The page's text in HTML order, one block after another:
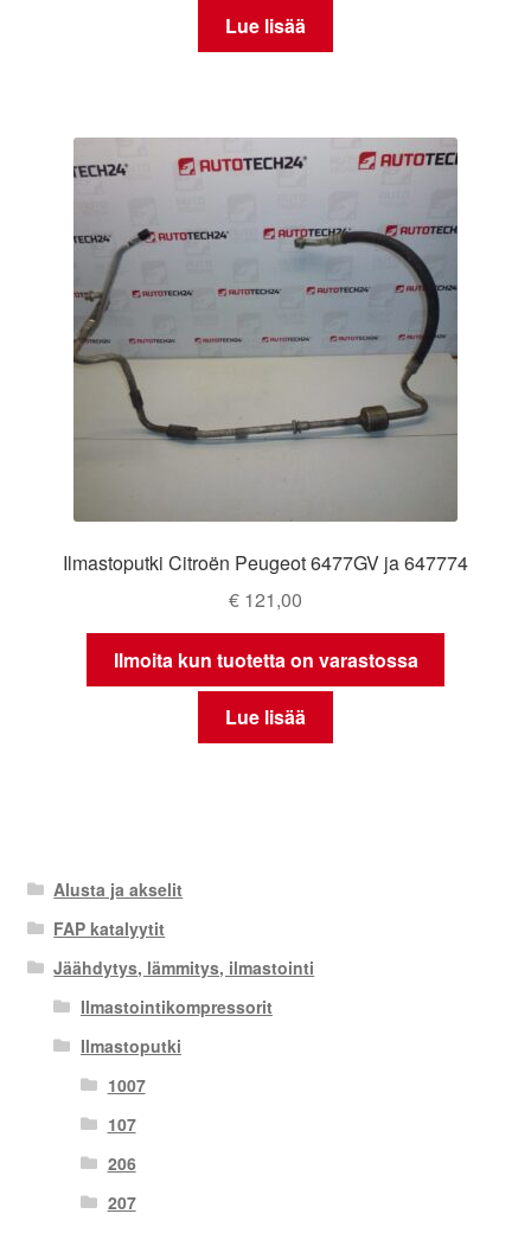
Lue lisää
Ilmastoputki Citroën Peugeot 6477GV ja 647774
€ 121,00
Ilmoita kun tuotetta on varastossa
Lue lisää
Alusta ja akselit
FAP katalyytit
Jäähdytys, lämmitys, ilmastointi
Ilmastointikompressorit
Ilmastoputki
1007
107
206
207